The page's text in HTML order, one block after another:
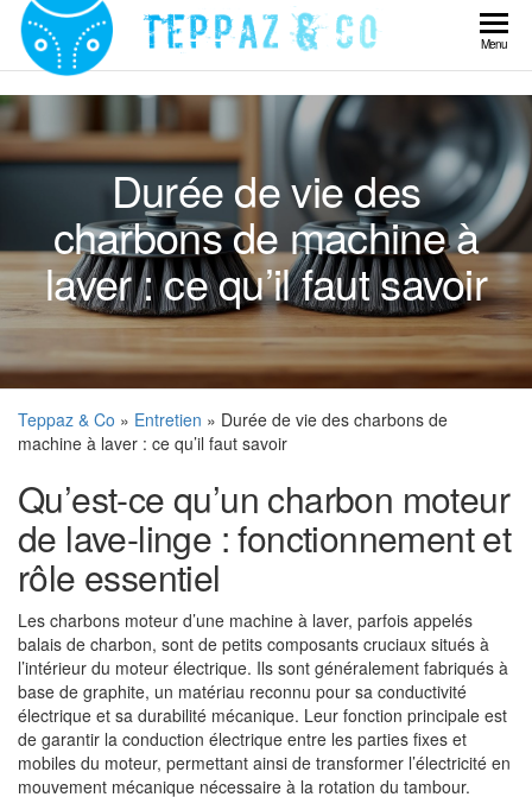
Skip
content
Teppaz
& Co
Menu
Durée de vie des
charbons de machine à
laver : ce qu’il faut savoir
Teppaz & Co » Entretien » Durée de vie des charbons de
machine à laver : ce qu’il faut savoir
Qu’est-ce qu’un charbon moteur
de lave-linge : fonctionnement et
rôle essentiel
Les charbons moteur d’une machine à laver, parfois appelés
balais de charbon, sont de petits composants cruciaux situés à
l’intérieur du moteur électrique. Ils sont généralement fabriqués à
base de graphite, un matériau reconnu pour sa conductivité
électrique et sa durabilité mécanique. Leur fonction principale est
de garantir la conduction électrique entre les parties fixes et
mobiles du moteur, permettant ainsi de transformer l’électricité en
mouvement mécanique nécessaire à la rotation du tambour.